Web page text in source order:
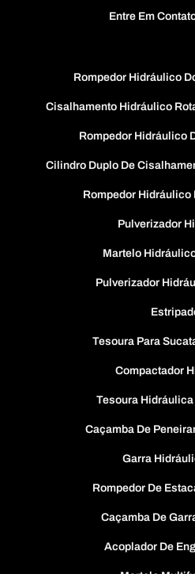
Entre Em
Rompedor Hidráulico
Cisalhamento Hidráulico
Rompedor Hidráulico
Cilindro Duplo De
Rompedor Hidráulico
Pulverizador
Martelo
Pulverizador
Tesoura Para
Compactador
Tesoura Hidráulica
Caçamba De
Garra
Rompedor De
Caçamba De
Acoplador De